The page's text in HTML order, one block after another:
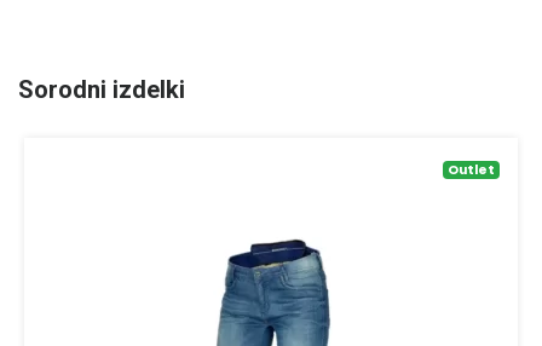
Sorodni izdelki
Outlet